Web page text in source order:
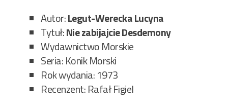
Autor:Legut-Werecka Lucyna
Tytuł:Nie zabijajcie Desdemony
Wydawnictwo Morskie
Seria: Konik Morski
Rok wydania: 1973
Recenzent: Rafał Figiel